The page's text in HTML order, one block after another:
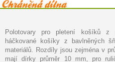
Polotovary pro pletení košíků z
háčkované košíky z bavlněných
materiálů. Rozdíly jsou zejména v
mají dírky průměr 10 mm, pro